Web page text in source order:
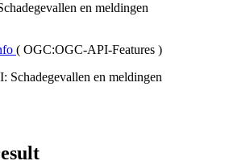
en meldingen
( OGC:OGC-API-Features )
Schadegevallen en meldingen